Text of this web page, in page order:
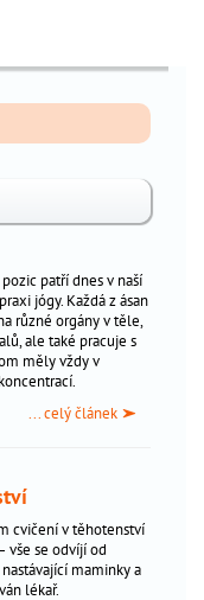
patří dnes v naší
jógy. Každá z ásan
různé orgány v těle,
ale také pracuje s
měly vždy v
... celý článek
cvičení v těhotenství
vše se odvíjí od
maminky a
lékař.